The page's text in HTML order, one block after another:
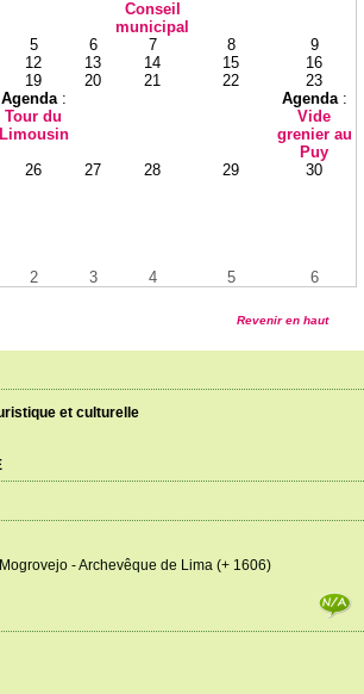
Conseil
municipal
5 6 7 8
9
12 13 14 15
16
19
Agenda:
Tour du
Limousin
20 21 22
23
Agenda:
Vide
grenier au
Puy
26 27 28 29 30
2 3 4 5 6
Revenir en haut
et culturelle
- Archevêque de Lima (+ 1606)